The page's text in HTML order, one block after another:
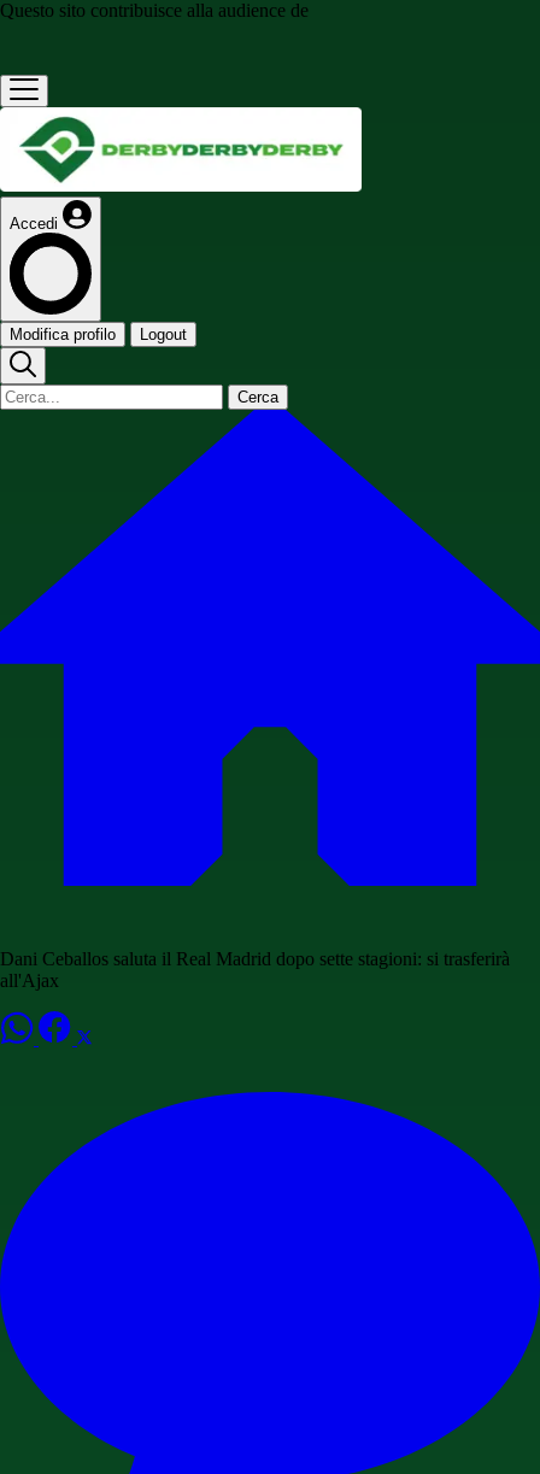
Questo sito contribuisce alla audience de
Accedi
Modifica profilo Logout
Cerca
Dani Ceballos saluta il Real Madrid dopo sette stagioni: si trasferirà
all'Ajax